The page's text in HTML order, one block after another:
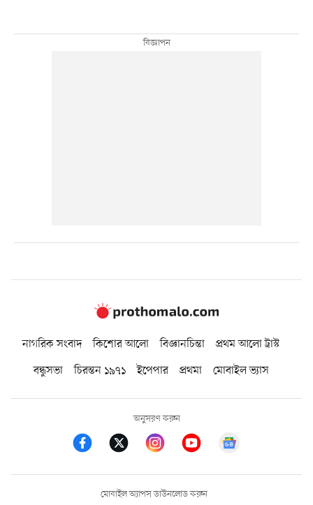
নাগরিক সংবাদ কিশোর আলো বিজ্ঞানচিন্তা
প্রথম আলো ট্রাস্ট
বন্ধুসভা
চিরন্তন ১৯৭১ ইপেপার প্রথমা মোবাইল ভ্যাস
অনুসরণ করুন
মোবাইল অ্যাপস ডাউনলোড করুন